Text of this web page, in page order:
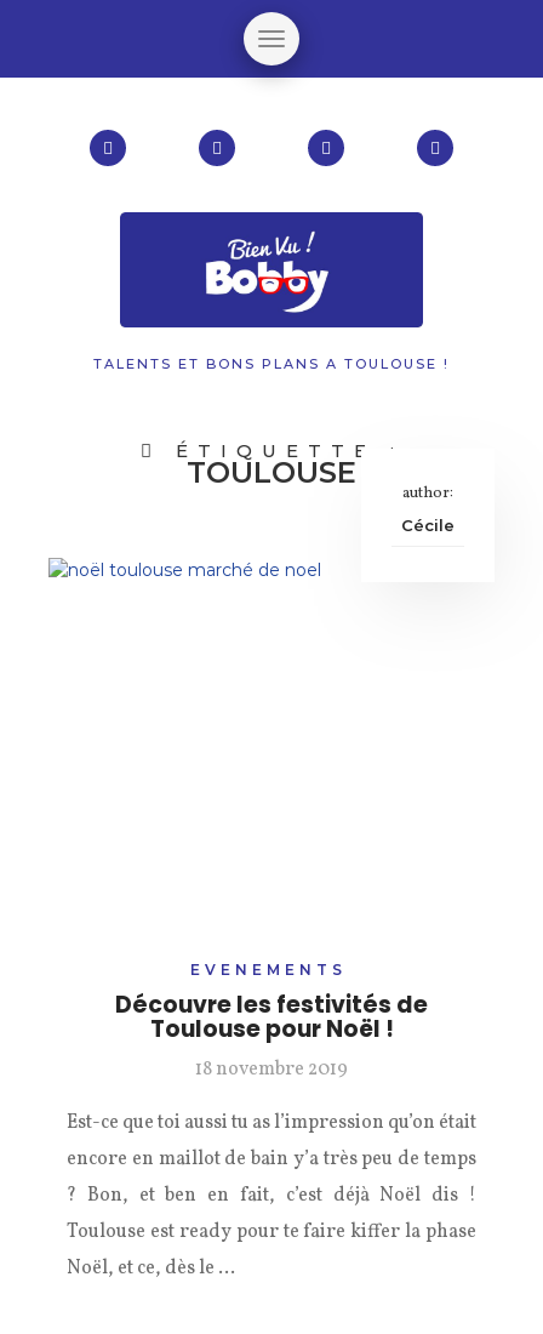
TALENTS ET BONS PLANS A TOULOUSE !
ÉTIQUETTE :
TOULOUSE
author:
Cécile
EVENEMENTS
Découvre les festivités de
Toulouse pour Noël !
18 novembre 2019
Est-ce que toi aussi tu as l’impression qu’on était
encore en maillot de bain y’a très peu de temps
? Bon, et ben en fait, c’est déjà Noël dis !
Toulouse est ready pour te faire kiffer la phase
Noël, et ce, dès le …